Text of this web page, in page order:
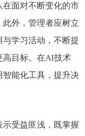
面对不断变化的市
外，管理者应树立
学习活动，不断提
高目标。在AI技术
能化工具，提升决
受益匪浅，既掌握